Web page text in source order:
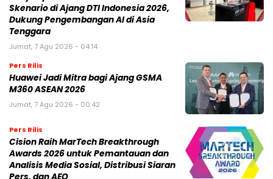
Skenario di Ajang DTI Indonesia 2026,
Dukung Pengembangan AI di Asia
Tenggara
Jumat, 7 Agu 2026 - 04:14
Pers Rilis
Huawei Jadi Mitra bagi Ajang GSMA
M360 ASEAN 2026
Jumat, 7 Agu 2026 - 00:42
Pers Rilis
Cision Raih MarTech Breakthrough
Awards 2026 untuk Pemantauan dan
Analisis Media Sosial, Distribusi Siaran
Pers, dan AEO